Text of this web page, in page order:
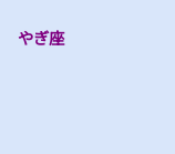
やぎ座